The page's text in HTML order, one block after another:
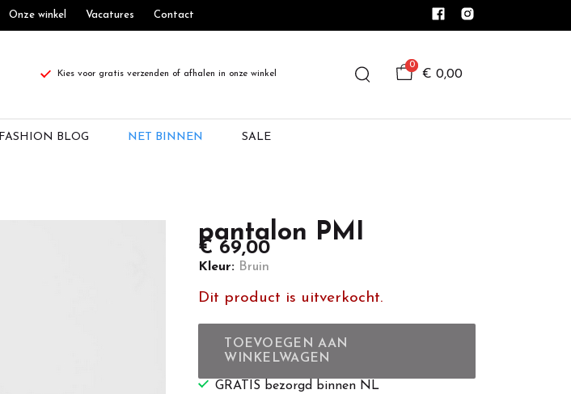
Onze winkel Vacatures Contact
Kies voor gratis verzenden of afhalen in onze winkel
0
€ 0,00
FASHION BLOG NET BINNEN SALE
pantalon PMI
€ 69,00
Kleur: Bruin
Dit product is uitverkocht.
TOEVOEGEN AAN
WINKELWAGEN
GRATIS bezorgd binnen NL